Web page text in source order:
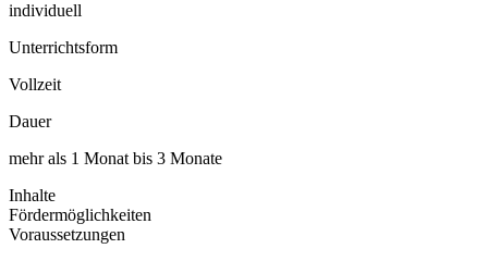
individuell
Unterrichtsform
Vollzeit
Dauer
mehr als 1 Monat bis 3 Monate
Inhalte
Fördermöglichkeiten
Voraussetzungen